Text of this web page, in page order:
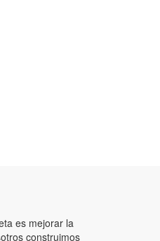
es mejorar la
construimos